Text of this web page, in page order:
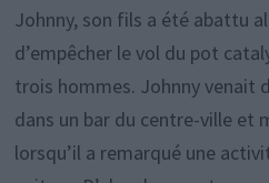
Johnny, son fils a été abattu
d’empêcher le vol du pot
trois hommes. Johnny venait
dans un bar du centre-ville et
lorsqu’il a remarqué une